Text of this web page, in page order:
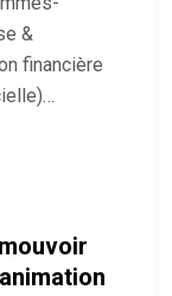
&
financière